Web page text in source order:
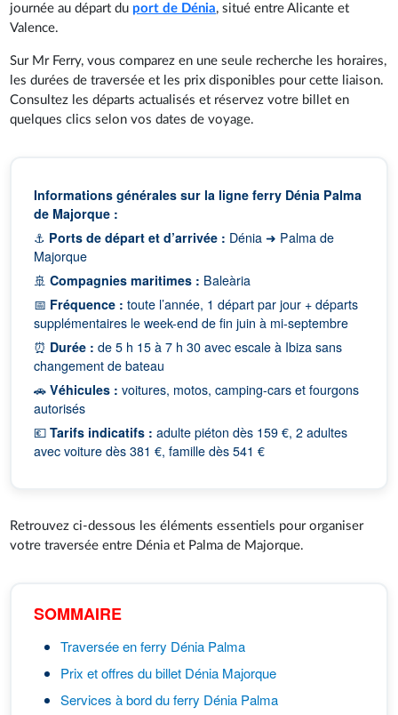
journée au départ du port de Dénia, situé entre Alicante et
Valence.
Sur Mr Ferry, vous comparez en une seule recherche les horaires,
les durées de traversée et les prix disponibles pour cette liaison.
Consultez les départs actualisés et réservez votre billet en
quelques clics selon vos dates de voyage.
Informations générales sur la ligne ferry Dénia Palma
de Majorque :
⚓ Ports de départ et d’arrivée : Dénia ➜ Palma de
Majorque
🚢Compagnies maritimes : Baleària
📅 Fréquence : toute l’année, 1 départ par jour + départs
supplémentaires le week-end de fin juin à mi-septembre
⏰ Durée : de 5 h 15 à 7 h 30 avec escale à Ibiza sans
changement de bateau
🚗Véhicules : voitures, motos, camping-cars et fourgons
autorisés
💶Tarifs indicatifs : adulte piéton dès 159 €, 2 adultes
avec voiture dès 381 €, famille dès 541 €
Retrouvez ci-dessous les éléments essentiels pour organiser
votre traversée entre Dénia et Palma de Majorque.
SOMMAIRE
Traversée en ferry Dénia Palma
Prix et offres du billet Dénia Majorque
Services à bord du ferry Dénia Palma